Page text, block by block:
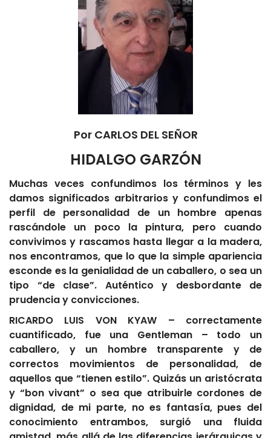
Por CARLOS DEL SEÑOR
HIDALGO GARZÓN
Muchas veces confundimos los términos y les
damos significados arbitrarios y confundimos el
perfil de personalidad de un hombre apenas
rascándole un poco la pintura, pero cuando
convivimos y rascamos hasta llegar a la madera,
nos encontramos, que lo que la simple apariencia
esconde es la genialidad de un caballero, o sea un
tipo “de clase”. Auténtico y desbordante de
prudencia y convicciones.
RICARDO LUIS VON KYAW – correctamente
cuantificado, fue una Gentleman – todo un
caballero, y un hombre transparente y de
correctos movimientos de personalidad, de
aquellos que “tienen estilo”. Quizás un aristócrata
y “bon vivant” o sea que atribuirle cordones de
dignidad, de mi parte, no es fantasía, pues del
conocimiento entrambos, surgió una fluida